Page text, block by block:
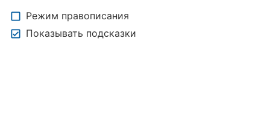
Режим правописания
Показывать подсказки